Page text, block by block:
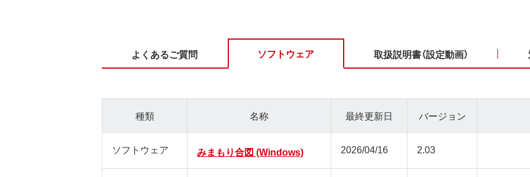
よくあるご質問 ソフトウェア 取扱説明書（設定動画）
種類 名称 最終更新日 バージョン
ソフトウェア みまもり合図 (Windows) 2026/04/16 2.03